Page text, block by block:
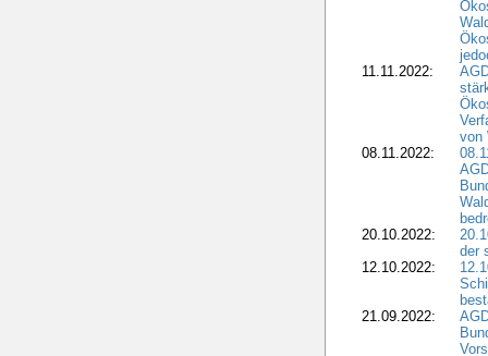
11.11.2022:
von
08.11.2022:
20.10.2022:
der
12.10.2022:
21.09.2022: